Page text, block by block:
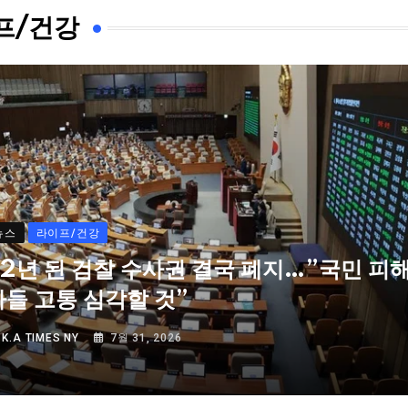
/건강
스 라이프/건강
년 된 검찰 수사권 결국 폐지…”국민 피
들 고통 심각할 것”
K.A TIMES NY 7월 31, 2026